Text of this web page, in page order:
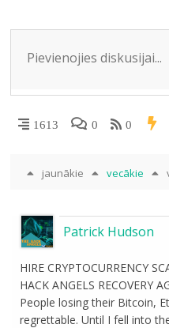
ni
ki
1613 0 0
jaunākie vecākie
Patrick Hudson
HIRE CRYPTOCURRENCY
HACK ANGELS RECOVERY
People losing their Bitcoin,
regrettable. Until I fell into